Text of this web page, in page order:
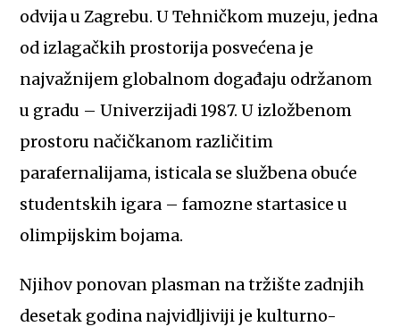
odvija u Zagrebu. U Tehničkom muzeju, jedna
od izlagačkih prostorija posvećena je
najvažnijem globalnom događaju održanom
u gradu – Univerzijadi 1987. U izložbenom
prostoru načičkanom različitim
parafernalijama, isticala se službena obuće
studentskih igara – famozne startasice u
olimpijskim bojama.
Njihov ponovan plasman na tržište zadnjih
desetak godina najvidljiviji je kulturno-